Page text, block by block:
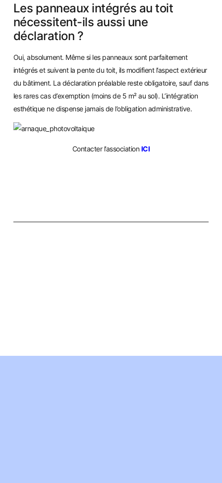
Les panneaux intégrés au toit
nécessitent-ils aussi une
déclaration ?
Oui, absolument. Même si les panneaux sont parfaitement
intégrés et suivent la pente du toit, ils modifient l’aspect extérieur
du bâtiment. La déclaration préalable reste obligatoire, sauf dans
les rares cas d’exemption (moins de 5 m² au sol). L’intégration
esthétique ne dispense jamais de l’obligation administrative.
Contacter l’associationICI